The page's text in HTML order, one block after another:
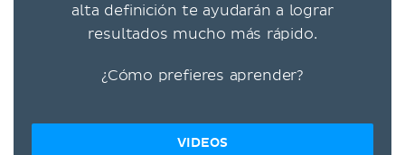
alta definición te ayudarán a lograr
resultados mucho más rápido.
¿Cómo prefieres aprender?
VIDEOS